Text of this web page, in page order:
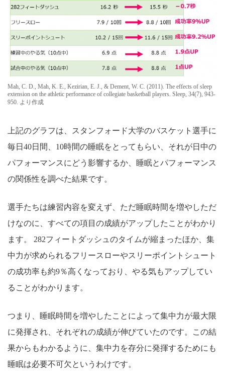
Mah, C. D., Mah, K. E., Kezirian, E. J., & Dement, W. C. (2011). The effects of sleep
extension on the athletic performance of collegiate basketball players. Sleep, 34(7), 943-
950. より作成
上記のグラフは、スタンフォード大学のバスケット選手に
毎日40日間、10時間の睡眠をとってもらい、それが日中の
パフォーマンスにどう影響するか、睡眠とパフォーマンス
の関係性を調べた結果です。
選手たちは練習内容を変えず、ただ睡眠時間を増やしただ
けなのに、すべての項目の成績がアップしたことがわかり
ます。 282フィートダッシュのタイムが縮まったほか、集
中力が求められるフリースローやスリーポイントシュート
の成功率も約9％高くなっており、やる気もアップしてい
ることがわかります。
つまり、睡眠時間を増やしたことによって集中力が最大限
に発揮され、それぞれの成績が伸びていたのです。この結
果からもわかるように、集中力を存分に発揮するためにも
睡眠は必要不可欠というわけです。